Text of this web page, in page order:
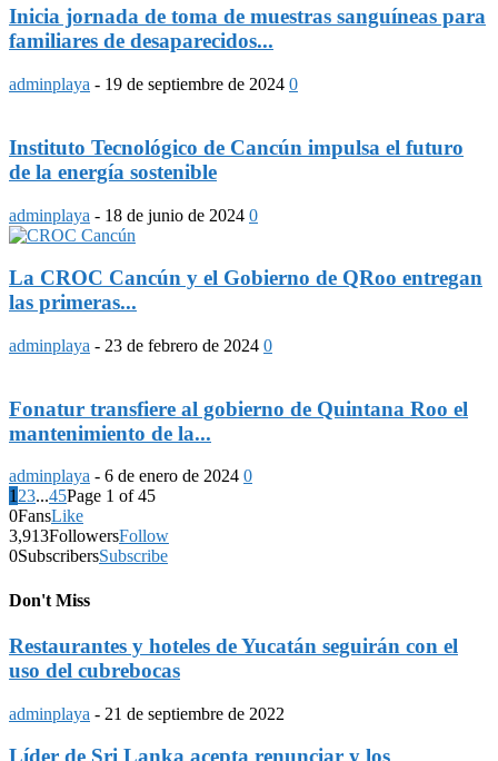
Inicia jornada de toma de muestras sanguíneas para
familiares de desaparecidos...
adminplaya - 19 de septiembre de 2024 0
Instituto Tecnológico de Cancún impulsa el futuro
de la energía sostenible
adminplaya - 18 de junio de 2024 0
La CROC Cancún y el Gobierno de QRoo entregan
las primeras...
adminplaya - 23 de febrero de 2024 0
Fonatur transfiere al gobierno de Quintana Roo el
mantenimiento de la...
adminplaya - 6 de enero de 2024 0
123...45Page 1 of 45
0FansLike
3,913FollowersFollow
0SubscribersSubscribe
Don't Miss
Restaurantes y hoteles de Yucatán seguirán con el
uso del cubrebocas
adminplaya - 21 de septiembre de 2022